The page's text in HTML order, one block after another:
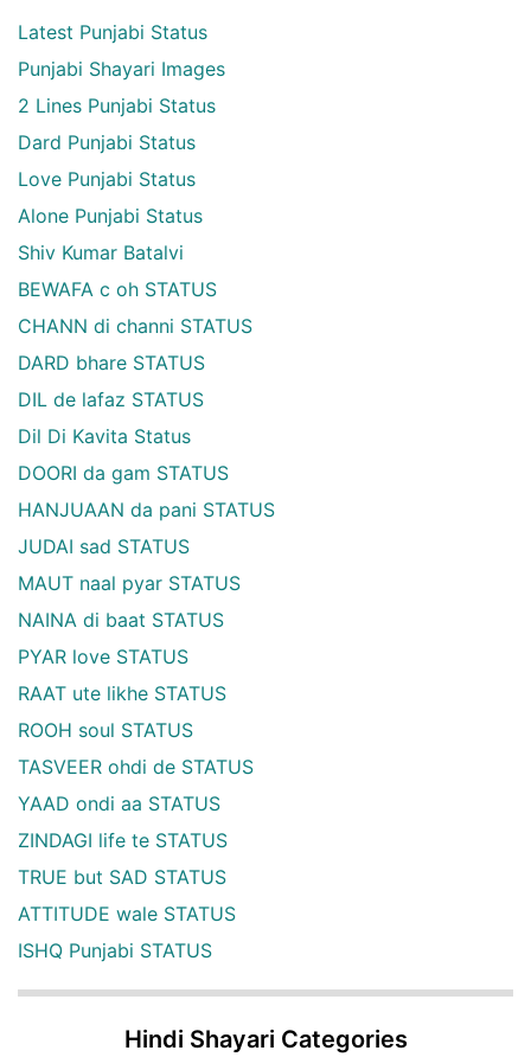
Latest Punjabi Status
Punjabi Shayari Images
2 Lines Punjabi Status
Dard Punjabi Status
Love Punjabi Status
Alone Punjabi Status
Shiv Kumar Batalvi
BEWAFA c oh STATUS
CHANN di channi STATUS
DARD bhare STATUS
DIL de lafaz STATUS
Dil Di Kavita Status
DOORI da gam STATUS
HANJUAAN da pani STATUS
JUDAI sad STATUS
MAUT naal pyar STATUS
NAINA di baat STATUS
PYAR love STATUS
RAAT ute likhe STATUS
ROOH soul STATUS
TASVEER ohdi de STATUS
YAAD ondi aa STATUS
ZINDAGI life te STATUS
TRUE but SAD STATUS
ATTITUDE wale STATUS
ISHQ Punjabi STATUS
Hindi Shayari Categories